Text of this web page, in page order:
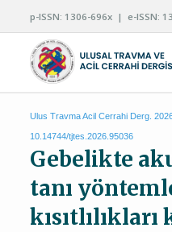
p-ISSN: 1306-696x | e-ISSN:
Ulus Travma Acil Cerrahi Derg.
10.14744/tjtes.2026.95036
Gebelikte
tanı